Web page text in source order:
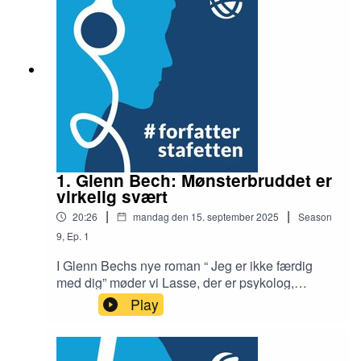
og som splitter generationerne den dag i
dag.Interviewer & redaktør: Ib Helles Olesen
1. Glenn Bech: Mønsterbruddet er
virkelig svært
20:26 | mandag den 15. september 2025 |
Season
9, Ep. 1
I Glenn Bechs nye roman “ Jeg er ikke færdig
med dig” møder vi Lasse, der er psykolog,
foredragsholder og lever i et langvarigt og trygt
forhold med sin kæreste Emil. Men der er en
slange i paradiset, for Lasse savner vildskab og
risiko. Han har svært ved at falde til ro i sit liv i
Play